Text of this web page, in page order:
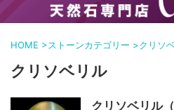
HOME >ストーンカテゴリー >クリソ
クリソベリル
クリソベリル